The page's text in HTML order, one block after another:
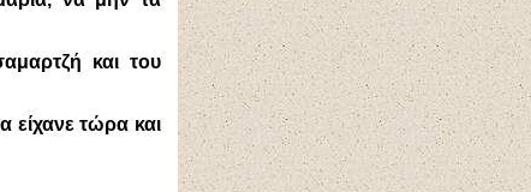
και του
είχανε τώρα και